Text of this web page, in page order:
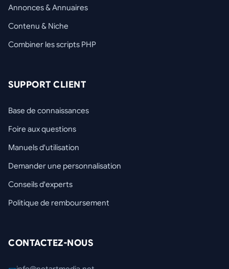
Annonces & Annuaires
Contenu & Niche
Combiner les scripts PHP
SUPPORT CLIENT
Base de connaissances
Foire aux questions
Manuels d'utilisation
Demander une personnalisation
Conseils d'experts
Politique de remboursement
CONTACTEZ-NOUS